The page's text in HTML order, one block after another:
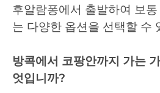
후알람퐁에서 출발하여 보
는 다양한 옵션을 선택할 수
방콕에서 코팡안까지 가는
엇입니까?